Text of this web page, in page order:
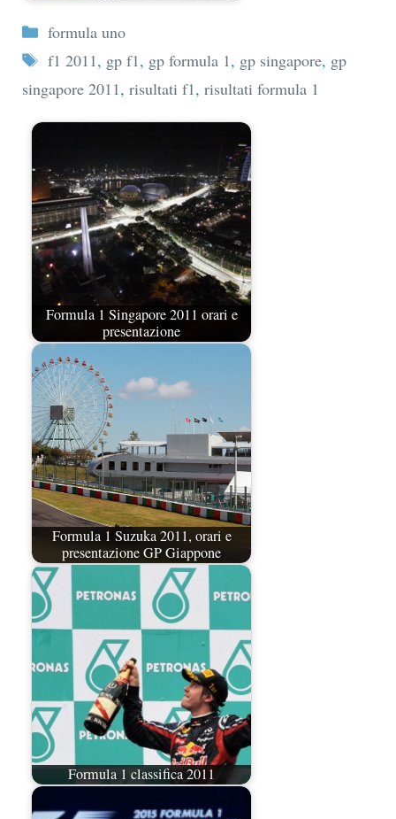
Categorie
formula uno
Tag
f1 2011, gp f1, gp formula 1, gp singapore, gp
singapore 2011, risultati f1, risultati formula 1
Formula 1 Singapore 2011 orari e
presentazione
Formula 1 Suzuka 2011, orari e
presentazione GP Giappone
Formula 1 classifica 2011